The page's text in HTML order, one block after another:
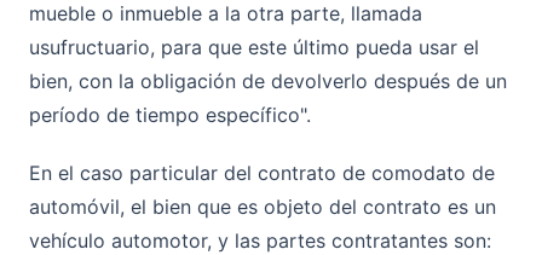
mueble o inmueble a la otra parte, llamada
usufructuario, para que este último pueda usar el
bien, con la obligación de devolverlo después de un
período de tiempo específico".
En el caso particular del contrato de comodato de
automóvil, el bien que es objeto del contrato es un
vehículo automotor, y las partes contratantes son: